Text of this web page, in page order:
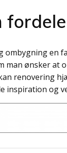
ombygning en
man ønsker at
renovering
inspiration og